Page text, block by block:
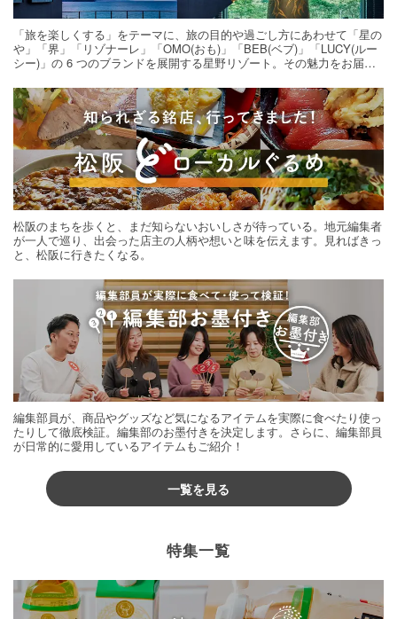
「旅を楽しくする」をテーマに、旅の目的や過ごし方にあわせて「星の
や」「界」「リゾナーレ」「OMO(おも)」「BEB(ベブ)」「LUCY(ルー
シー)」の 6 つのブランドを展開する星野リゾート。その魅力をお届け
松阪のまちを歩くと、まだ知らないおいしさが待っている。地元編集者
が一人で巡り、出会った店主の人柄や想いと味を伝えます。見ればきっ
と、松阪に行きたくなる。
編集部員が、商品やグッズなど気になるアイテムを実際に食べたり使っ
たりして徹底検証。編集部のお墨付きを決定します。さらに、編集部員
が日常的に愛用しているアイテムもご紹介！
一覧を見る
特集一覧